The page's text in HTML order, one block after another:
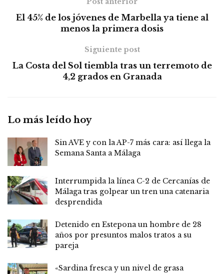
El 45% de los jóvenes de Marbella ya tiene al
menos la primera dosis
Siguiente post
La Costa del Sol tiembla tras un terremoto de
4,2 grados en Granada
Lo más leído hoy
Sin AVE y con la AP-7 más cara: así llega la
Semana Santa a Málaga
Interrumpida la línea C-2 de Cercanías de
Málaga tras golpear un tren una catenaria
desprendida
Detenido en Estepona un hombre de 28
años por presuntos malos tratos a su
pareja
«Sardina fresca y un nivel de grasa